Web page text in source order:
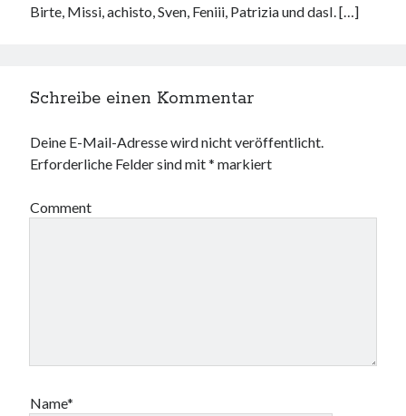
Birte, Missi, achisto, Sven, Feniii, Patrizia und dasI. […]
Schreibe einen Kommentar
Deine E-Mail-Adresse wird nicht veröffentlicht.
Erforderliche Felder sind mit* markiert
Comment
Name*